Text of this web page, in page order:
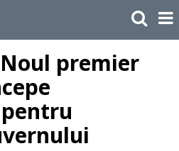
premier